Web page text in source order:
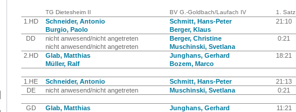
TG Dietesheim II BV G.-Goldbach/Laufach IV 1. Satz
1.HD
Schneider, Antonio
Burgio, Paolo
Schmitt, Hans-Peter
Berger, Klaus
21:10
DD
nicht anwesend/nicht angetreten
nicht anwesend/nicht angetreten
Berger, Christine
Muschinski, Svetlana
0:21
2.HD
Glab, Matthias
Müller, Ralf
Junghans, Gerhard
Bozem, Marco
18:21
1.HE Schneider, Antonio Schmitt, Hans-Peter 21:13
DE
nicht anwesend/nicht angetreten Muschinski, Svetlana 0:21
GD
Glab, Matthias
Junghans, Gerhard
11:21